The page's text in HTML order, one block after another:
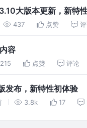
大版本更新，新特
437 点赞
容
215 点赞 评论
发布，新特性初体验
3.8k 17